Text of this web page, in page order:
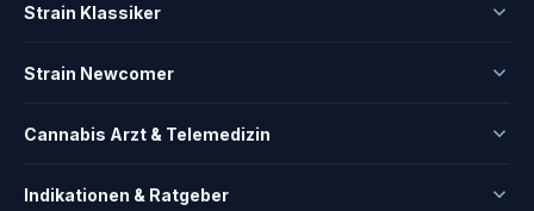
Strain Klassiker
Strain Newcomer
Cannabis Arzt & Telemedizin
Indikationen & Ratgeber